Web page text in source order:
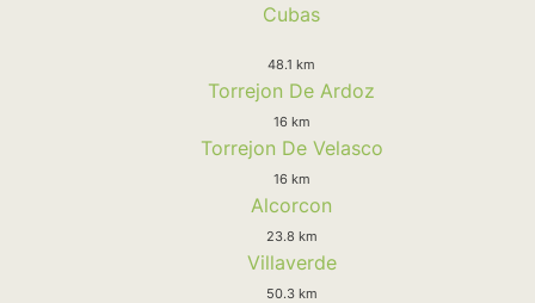
Cubas
48.1 km
Torrejon De Ardoz
16 km
Torrejon De Velasco
16 km
Alcorcon
23.8 km
Villaverde
50.3 km